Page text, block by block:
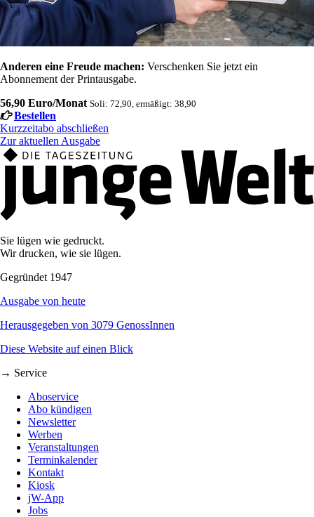
Anderen eine Freude machen: Verschenken Sie jetzt ein
Abonnement der Printausgabe.
56,90 Euro/Monat Soli: 72,90, ermäßigt: 38,90
Bestellen
Kurzzeitabo abschließen
Zur aktuellen Ausgabe
Sie lügen wie gedruckt.
Wir drucken, wie sie lügen.
Gegründet 1947
Ausgabe von heute
Herausgegeben von 3079 GenossInnen
Diese Website auf einen Blick
→ Service
Aboservice
Abo kündigen
Newsletter
Werben
Veranstaltungen
Terminkalender
Kontakt
Kiosk
jW-App
Jobs